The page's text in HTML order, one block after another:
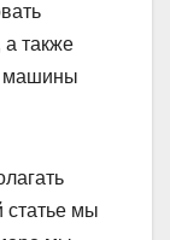
а также
машины
статье мы